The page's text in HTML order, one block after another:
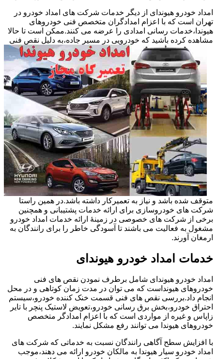
امداد خودرو هیوندای از دیگر خدمات شرکت های امداد خودرو در
تهران است که با اعزام امدادگران متخصص فنی خودروهای
هیوندا،خدمات رسانی امدادی را عرضه می کنند.ممکن است تا حالا
مشاهده کرده باشید که خودرویی در مسیر جاده،به دلیل نقص فنی
متوقف شده باشد و نیاز به تعمیرکار داشته باشد.در همین راستا
شرکت های خودروسازی برای ارائه خدمات پشتیبانی و همچنین
برخی از شرکت های خصوصی در زمینۀ ارائه خدمات امداد خودرو
مشغول به فعالیت می باشند تا آسودگی خاطر را برای رانندگان به
ارمغان آورند.
خدمات امداد خودرو هیوندای
امداد خودرو هیوندای شامل برطرف نمودن نقص های فنی
خودروهای هیونداست که می توان در مدت زمان کوتاهی و در محل
انجام داد.بررسی نقص های فنی قسمت خنک کننده خودرو،سیستم
احتراق خودرو،بخش برق رسانی خودرو،تعویض لاستیک پنچر با تایر
زاپاس و غیره از مواردی است که با اعزام امدادگر متخصص
خودروهای هیوندا می توانند رفع مشکل نمایند.
با افزایش سطح آگاهی رانندگان نسبت به خدماتی که شرکت های
امداد خودرو سیار هیوندا به مالکان خودرو ارائه می دهند،موجب